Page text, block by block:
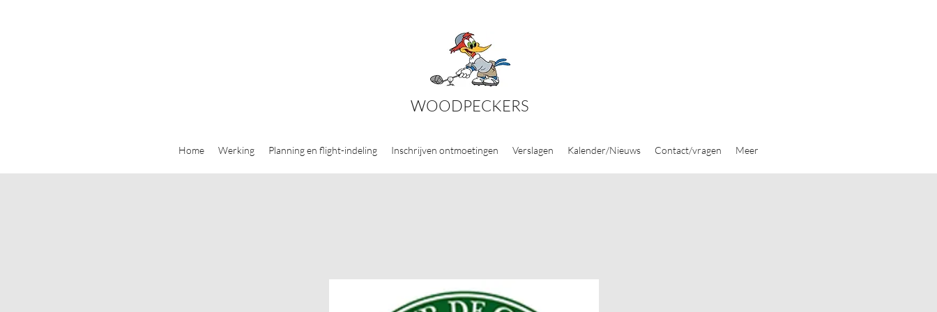
WOODPECKERS
Home Werking Planning en flight-indeling Inschrijven ontmoetingen Verslagen Kalender/Nieuws Contact/vragen Meer